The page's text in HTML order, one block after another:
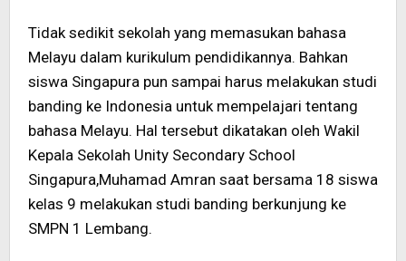
Tidak sedikit sekolah yang memasukan bahasa
Melayu dalam kurikulum pendidikannya. Bahkan
siswa Singapura pun sampai harus melakukan studi
banding ke Indonesia untuk mempelajari tentang
bahasa Melayu. Hal tersebut dikatakan oleh Wakil
Kepala Sekolah Unity Secondary School
Singapura,Muhamad Amran saat bersama 18 siswa
kelas 9 melakukan studi banding berkunjung ke
SMPN 1 Lembang.